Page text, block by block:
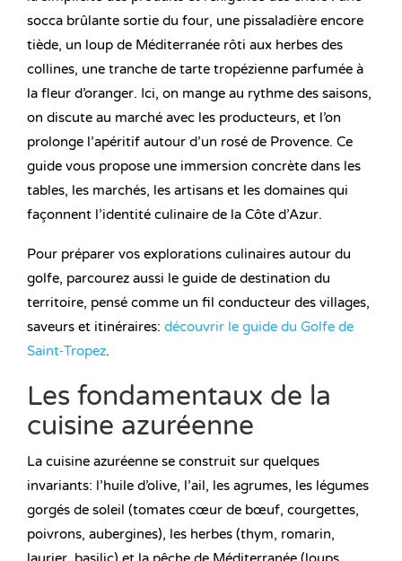
socca brûlante sortie du four, une pissaladière encore
tiède, un loup de Méditerranée rôti aux herbes des
collines, une tranche de tarte tropézienne parfumée à
la fleur d’oranger. Ici, on mange au rythme des saisons,
on discute au marché avec les producteurs, et l’on
prolonge l’apéritif autour d’un rosé de Provence. Ce
guide vous propose une immersion concrète dans les
tables, les marchés, les artisans et les domaines qui
façonnent l’identité culinaire de la Côte d’Azur.
Pour préparer vos explorations culinaires autour du
golfe, parcourez aussi le guide de destination du
territoire, pensé comme un fil conducteur des villages,
saveurs et itinéraires: découvrir le guide du Golfe de
Saint‑Tropez.
Les fondamentaux de la
cuisine azuréenne
La cuisine azuréenne se construit sur quelques
invariants: l’huile d’olive, l’ail, les agrumes, les légumes
gorgés de soleil (tomates cœur de bœuf, courgettes,
poivrons, aubergines), les herbes (thym, romarin,